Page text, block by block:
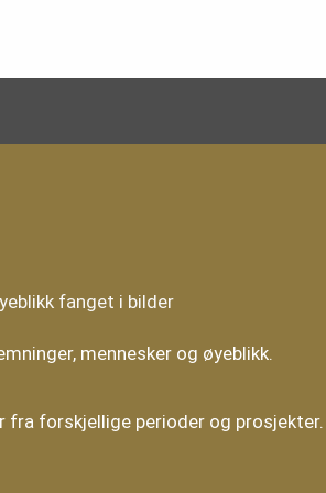
fanget i bilder
mennesker og øyeblikk.
forskjellige perioder og prosjekter.